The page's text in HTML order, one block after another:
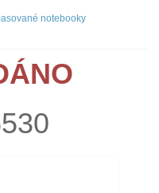
notebooky